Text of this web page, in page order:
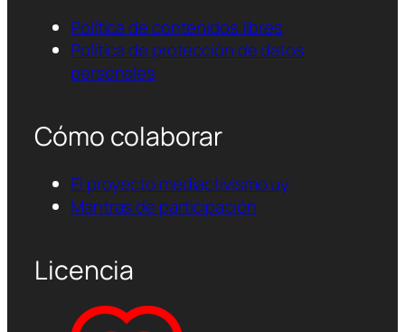
Política de contenidos libres
Política de protección de datos
personales
Cómo colaborar
El proyecto mediactivismo.uy
Mantras de participación
Licencia